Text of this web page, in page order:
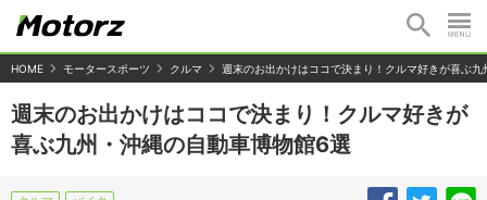
HOME モータースポーツ クルマ 週末のお出かけはココで決まり！クルマ好きが喜ぶ
週末のお出かけはココで決まり！クルマ好きが
喜ぶ九州・沖縄の自動車博物館6選